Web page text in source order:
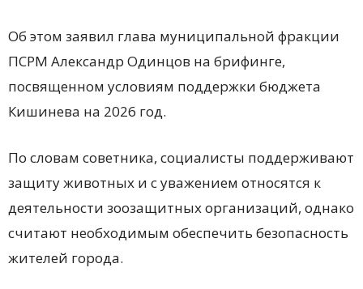
Об этом заявил глава муниципальной фракции
ПСРМ Александр Одинцов на брифинге,
посвященном условиям поддержки бюджета
Кишинева на 2026 год.
По словам советника, социалисты поддерживают
защиту животных и с уважением относятся к
деятельности зоозащитных организаций, однако
считают необходимым обеспечить безопасность
жителей города.